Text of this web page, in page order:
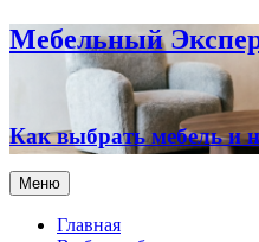
Мебельный
Как выбрать мебель и
Меню Перейти
к
содержимому
Главная